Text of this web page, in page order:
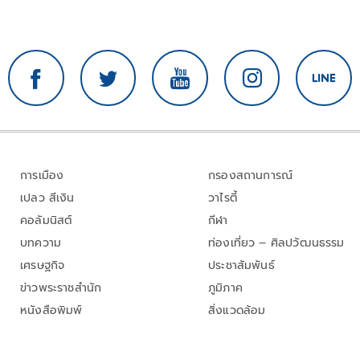
การเมือง
เปลว สีเงิน
คอลัมนิสต์
บทความ
เศรษฐกิจ
ข่าวพระราชสำนัก
หนังสือพิมพ์
กรองสถานการณ์
วาไรตี้
กีฬา
ท่องเที่ยว – ศิลปวัฒนธรรม
ประชาสัมพันธ์
ภูมิภาค
สิ่งแวดล้อม